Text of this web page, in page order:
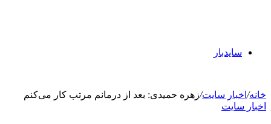
سایدبار
خانه/ اخبار سایت/زهره حمیدی: بعد از درمانم مرتب کار می‌کنم
اخبار سایت